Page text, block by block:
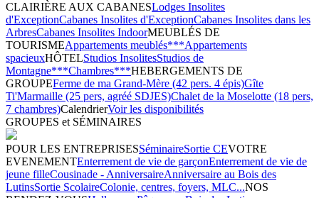
CLAIRIÈRE AUX CABANESLodges Insolites
d'ExceptionCabanes Insolites d'ExceptionCabanes Insolites dans les
ArbresCabanes Insolites IndoorMEUBLÉS DE
TOURISMEAppartements meublés***Appartements
spacieuxHÔTELStudios InsolitesStudios de
Montagne***Chambres***HEBERGEMENTS DE
GROUPEFerme de ma Grand-Mère (42 pers. 4 épis)Gîte
Ti'Marmaille (25 pers, agréé SDJES)Chalet de la Moselotte (18 pers,
7 chambres)CalendrierVoir les disponibilités
GROUPES et SÉMINAIRES
POUR LES ENTREPRISESSéminaireSortie CEVOTRE
EVENEMENTEnterrement de vie de garçonEnterrement de vie de
jeune filleCousinade - AnniversaireAnniversaire au Bois des
LutinsSortie ScolaireColonie, centres, foyers, MLC...NOS